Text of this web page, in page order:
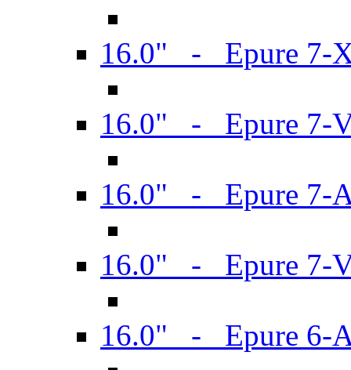
16.0" - Epure 7-
16.0" - Epure 7-
16.0" - Epure 7-
16.0" - Epure 7-
16.0" - Epure 6-